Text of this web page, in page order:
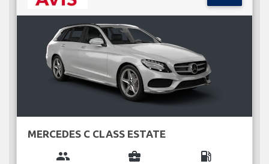
MERCEDES C CLASS ESTATE
group business_center local_gas_station